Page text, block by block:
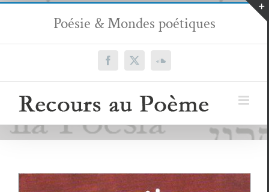
Passer
contenu
Poésie & Mondes poétiques
Facebook
X SoundCloud